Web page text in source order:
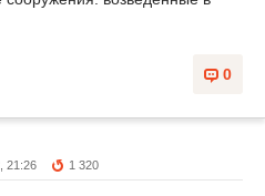
0
21:26 1 320